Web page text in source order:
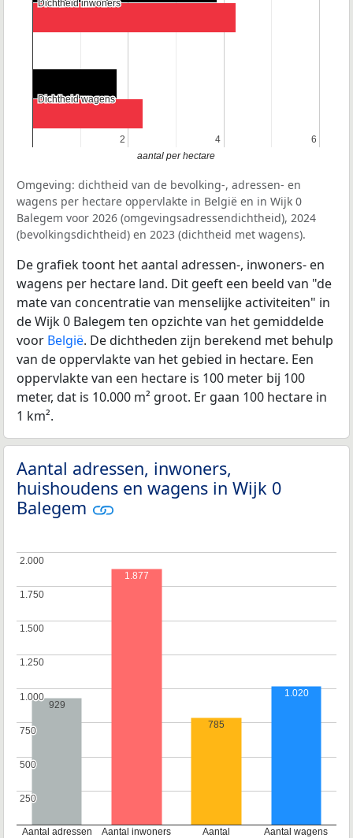
2
2 4
4 6
6
Dichtheid inwoners
Dichtheid inwoners
Dichtheid wagens
Dichtheid wagens
aantal per hectare
Omgeving: dichtheid van de bevolking-, adressen- en
wagens per hectare oppervlakte in België en in Wijk 0
Balegem voor 2026 (omgevingsadressendichtheid), 2024
(bevolkingsdichtheid) en 2023 (dichtheid met wagens).
De grafiek toont het aantal adressen-, inwoners- en
wagens per hectare land. Dit geeft een beeld van "de
mate van concentratie van menselijke activiteiten" in
de Wijk 0 Balegem ten opzichte van het gemiddelde
voor België. De dichtheden zijn berekend met behulp
van de oppervlakte van het gebied in hectare. Een
oppervlakte van een hectare is 100 meter bij 100
meter, dat is 10.000 m² groot. Er gaan 100 hectare in
1 km².
Aantal adressen, inwoners,
huishoudens en wagens in Wijk 0
Balegem
Aantal adressen Aantal inwoners
Aantal
Aantal wagens
250
250
500
500
750
750
1.000
1.000
1.250
1.250
1.500
1.500
1.750
1.750
2.000
2.000
929
1.877
785
1.020